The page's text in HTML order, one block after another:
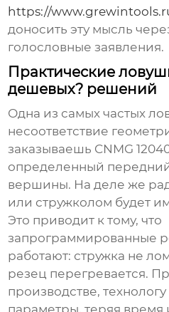
https://
доносить эту мысль
голословные заявления.
Практические
дешевых? решений
Одна из самых частых
несоответствие
заказываешь CNMG
определенный
вершины. На деле же
или стружколом будет
Это приводит к тому, что
запрограммированные
работают: стружка не
резец перегревается.
производстве,